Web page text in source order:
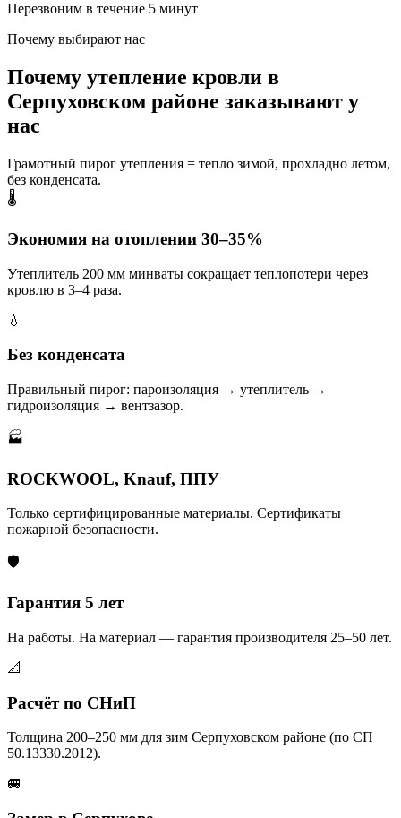
Перезвоним в течение 5 минут
Почему выбирают нас
Почему утепление кровли в
Серпуховском районе заказывают у
нас
Грамотный пирог утепления = тепло зимой, прохладно летом,
без конденсата.
🌡️
Экономия на отоплении 30–35%
Утеплитель 200 мм минваты сокращает теплопотери через
кровлю в 3–4 раза.
💧
Без конденсата
Правильный пирог: пароизоляция → утеплитель →
гидроизоляция → вентзазор.
🏭
ROCKWOOL, Knauf, ППУ
Только сертифицированные материалы. Сертификаты
пожарной безопасности.
🛡️
Гарантия 5 лет
На работы. На материал — гарантия производителя 25–50 лет.
📐
Расчёт по СНиП
Толщина 200–250 мм для зим Серпуховском районе (по СП
50.13330.2012).
🚐